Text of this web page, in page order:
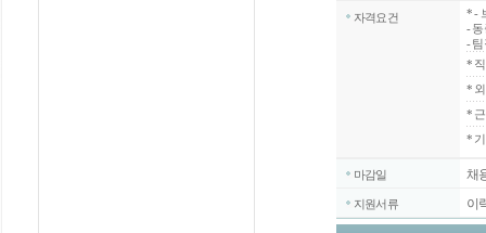
자격요건 *-
-
-
*
*
*
*
마감일 채
지원서류 이